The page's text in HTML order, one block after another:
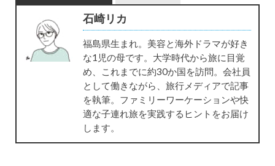
石崎リカ
福島県生まれ。美容と海外ドラマが好き
な1児の母です。大学時代から旅に目覚
め、これまでに約30か国を訪問。会社員
として働きながら、旅行メディアで記事
を執筆。ファミリーワーケーションや快
適な子連れ旅を実践するヒントをお届け
します。